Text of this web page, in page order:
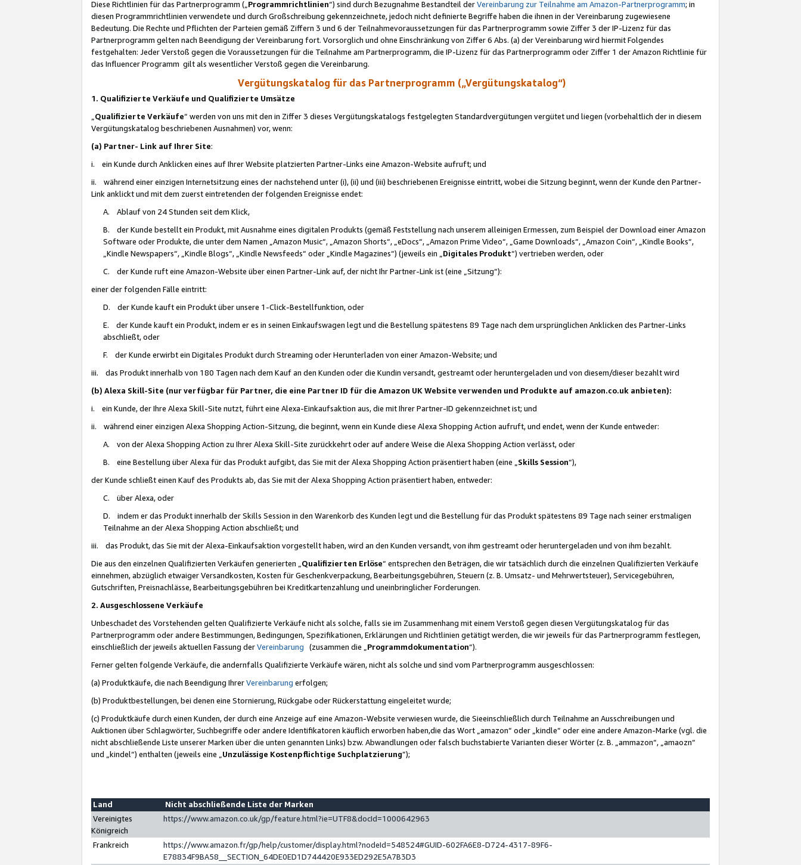
Diese Richtlinien für das Partnerprogramm („Programmrichtlinien“) sind durch Bezugnahme Bestandteil derVereinbarung zur Teilnahme am Amazon-Partnerprogramm; in
diesen Programmrichtlinien verwendete und durch Großschreibung gekennzeichnete, jedoch nicht definierte Begriffe haben die ihnen in der Vereinbarung zugewiesene
Bedeutung. Die Rechte und Pflichten der Parteien gemäß Ziffern 3 und 6 der Teilnahmevoraussetzungen für das Partnerprogramm sowie Ziffer 3 der IP-Lizenz für das
Partnerprogramm gelten nach Beendigung der Vereinbarung fort. Vorsorglich und ohne Einschränkung von Ziffer 6 Abs. (a) der Vereinbarung wird hiermit Folgendes
festgehalten: Jeder Verstoß gegen die Voraussetzungen für die Teilnahme am Partnerprogramm, die IP-Lizenz für das Partnerprogramm oder Ziffer 1 der Amazon Richtlinie für
das Influencer Programm gilt als wesentlicher Verstoß gegen die Vereinbarung.
Vergütungskatalog für das Partnerprogramm („Vergütungskatalog“)
1. Qualifizierte Verkäufe und Qualifizierte Umsätze
Qualifizierte Verkäufe“ werden von uns mit den in Ziffer 3 dieses Vergütungskatalogs festgelegten Standardvergütungen vergütet und liegen (vorbehaltlich der in diesem
Vergütungskatalog beschriebenen Ausnahmen) vor, wenn:
(a) Partner- Link auf Ihrer Site:
i. ein Kunde durch Anklicken eines auf Ihrer Website platzierten Partner-Links eine Amazon-Website aufruft; und
ii. während einer einzigen Internetsitzung eines der nachstehend unter (i), (ii) und (iii) beschriebenen Ereignisse eintritt, wobei die Sitzung beginnt, wenn der Kunde den Partner-
Link anklickt und mit dem zuerst eintretenden der folgenden Ereignisse endet:
A. Ablauf von 24 Stunden seit dem Klick,
B. der Kunde bestellt ein Produkt, mit Ausnahme eines digitalen Produkts (gemäß Feststellung nach unserem alleinigen Ermessen, zum Beispiel der Download einer Amazon
Software oder Produkte, die unter dem Namen „Amazon Music“, „Amazon Shorts“, „eDocs“, „Amazon Prime Video“, „Game Downloads“, „Amazon Coin“, „Kindle Books“,
„Kindle Newspapers“, „Kindle Blogs“, „Kindle Newsfeeds“ oder „Kindle Magazines“) (jeweils ein „ Digitales Produkt“) vertrieben werden, oder
C. der Kunde ruft eine Amazon-Website über einen Partner-Link auf, der nicht Ihr Partner-Link ist (eine „Sitzung“):
einer der folgenden Fälle eintritt:
D. der Kunde kauft ein Produkt über unsere 1-Click-Bestellfunktion, oder
E. der Kunde kauft ein Produkt, indem er es in seinen Einkaufswagen legt und die Bestellung spätestens 89 Tage nach dem ursprünglichen Anklicken des Partner-Links
abschließt, oder
F. der Kunde erwirbt ein Digitales Produkt durch Streaming oder Herunterladen von einer Amazon-Website; und
iii. das Produkt innerhalb von 180 Tagen nach dem Kauf an den Kunden oder die Kundin versandt, gestreamt oder heruntergeladen und von diesem/dieser bezahlt wird
(b) Alexa Skill-Site (nur verfügbar für Partner, die eine Partner ID für die Amazon UK Website verwenden und Produkte auf amazon.co.uk anbieten):
i. ein Kunde, der Ihre Alexa Skill-Site nutzt, führt eine Alexa-Einkaufsaktion aus, die mit Ihrer Partner-ID gekennzeichnet ist; und
ii. während einer einzigen Alexa Shopping Action-Sitzung, die beginnt, wenn ein Kunde diese Alexa Shopping Action aufruft, und endet, wenn der Kunde entweder:
A. von der Alexa Shopping Action zu Ihrer Alexa Skill-Site zurückkehrt oder auf andere Weise die Alexa Shopping Action verlässt, oder
B. eine Bestellung über Alexa für das Produkt aufgibt, das Sie mit der Alexa Shopping Action präsentiert haben (eine „ Skills Session“),
der Kunde schließt einen Kauf des Produkts ab, das Sie mit der Alexa Shopping Action präsentiert haben, entweder:
C. über Alexa, oder
D. indem er das Produkt innerhalb der Skills Session in den Warenkorb des Kunden legt und die Bestellung für das Produkt spätestens 89 Tage nach seiner erstmaligen
Teilnahme an der Alexa Shopping Action abschließt; und
iii. das Produkt, das Sie mit der Alexa-Einkaufsaktion vorgestellt haben, wird an den Kunden versandt, von ihm gestreamt oder heruntergeladen und von ihm bezahlt.
Die aus den einzelnen Qualifizierten Verkäufen generierten „ Qualifizierten Erlöse“ entsprechen den Beträgen, die wir tatsächlich durch die einzelnen Qualifizierten Verkäufe
einnehmen, abzüglich etwaiger Versandkosten, Kosten für Geschenkverpackung, Bearbeitungsgebühren, Steuern (z. B. Umsatz- und Mehrwertsteuer), Servicegebühren,
Gutschriften, Preisnachlässe, Bearbeitungsgebühren bei Kreditkartenzahlung und uneinbringlicher Forderungen.
2. Ausgeschlossene Verkäufe
Unbeschadet des Vorstehenden gelten Qualifizierte Verkäufe nicht als solche, falls sie im Zusammenhang mit einem Verstoß gegen diesen Vergütungskatalog für das
Partnerprogramm oder andere Bestimmungen, Bedingungen, Spezifikationen, Erklärungen und Richtlinien getätigt werden, die wir jeweils für das Partnerprogramm festlegen,
einschließlich der jeweils aktuellen Fassung derVereinbarung (zusammen die „ Programmdokumentation“).
Ferner gelten folgende Verkäufe, die andernfalls Qualifizierte Verkäufe wären, nicht als solche und sind vom Partnerprogramm ausgeschlossen:
(a) Produktkäufe, die nach Beendigung IhrerVereinbarung erfolgen;
(b) Produktbestellungen, bei denen eine Stornierung, Rückgabe oder Rückerstattung eingeleitet wurde;
(c) Produktkäufe durch einen Kunden, der durch eine Anzeige auf eine Amazon-Website verwiesen wurde, die Sieeinschließlich durch Teilnahme an Ausschreibungen und
Auktionen über Schlagwörter, Suchbegriffe oder andere Identifikatoren käuflich erworben haben,die das Wort „amazon“ oder „kindle“ oder eine andere Amazon-Marke (vgl. die
nicht abschließende Liste unserer Marken über die unten genannten Links) bzw. Abwandlungen oder falsch buchstabierte Varianten dieser Wörter (z. B. „ammazon“, „amaozn“
und „kindel“) enthalten (jeweils eine „ Unzulässige Kostenpflichtige Suchplatzierung”);
Land
Nicht abschließende Liste der Marken
Vereinigtes
Königreich
https://www.amazon.co.uk/gp/feature.html?ie=UTF8&docId=1000642963
Frankreich
https://www.amazon.fr/gp/help/customer/display.html?nodeId=548524#GUID-602FA6E8-D724-4317-89F6-
E78834F9BA58__SECTION_64DE0ED1D744420E933ED292E5A7B3D3